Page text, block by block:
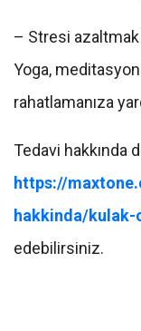
– Stresi
Yoga,
rahatlamanıza
Tedavi hakkında
https://
hakkinda/kulak-
edebilirsiniz.